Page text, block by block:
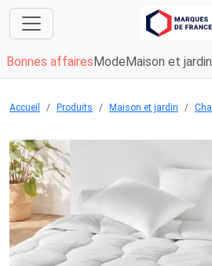
Bonnes affaires Mode Maison et jardin
Accueil Produits Maison et jardin